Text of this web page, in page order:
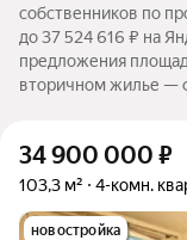
собственников по
до 37 524 616 ₽ на
предложения
вторичном жилье —
34 900 000 ₽
103,3 м² 4-комн.
новостройка